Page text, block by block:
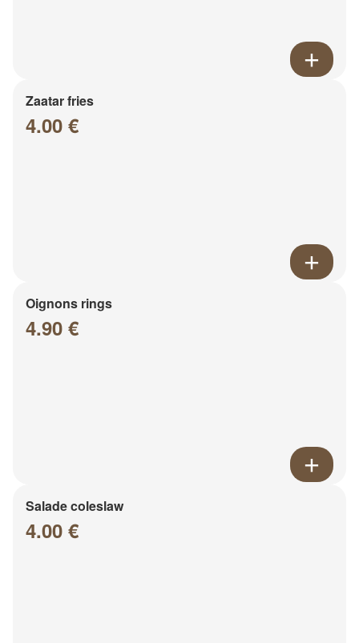
Zaatar fries
4.00 €
Oignons rings
4.90 €
Salade coleslaw
4.00 €